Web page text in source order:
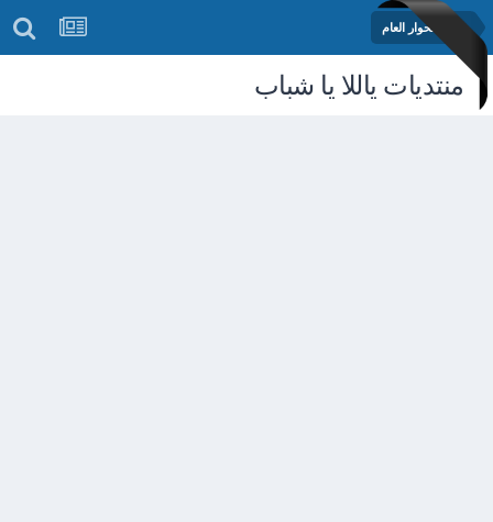
منتدى الحوار العام
منتديات ياللا يا شباب